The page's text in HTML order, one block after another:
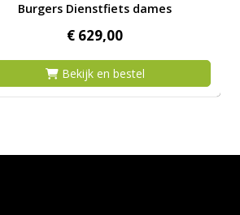
Burgers Dienstfiets dames
€ 629,00
Bekijk en bestel